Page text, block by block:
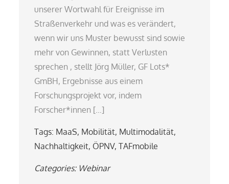
unserer Wortwahl für Ereignisse im
Straßenverkehr und was es verändert,
wenn wir uns Muster bewusst sind sowie
mehr von Gewinnen, statt Verlusten
sprechen , stellt Jörg Müller, GF Lots*
GmBH, Ergebnisse aus einem
Forschungsprojekt vor, indem
Forscher*innen […]
Tags: MaaS, Mobilität, Multimodalität,
Nachhaltigkeit, ÖPNV,TAFmobile
Categories: Webinar